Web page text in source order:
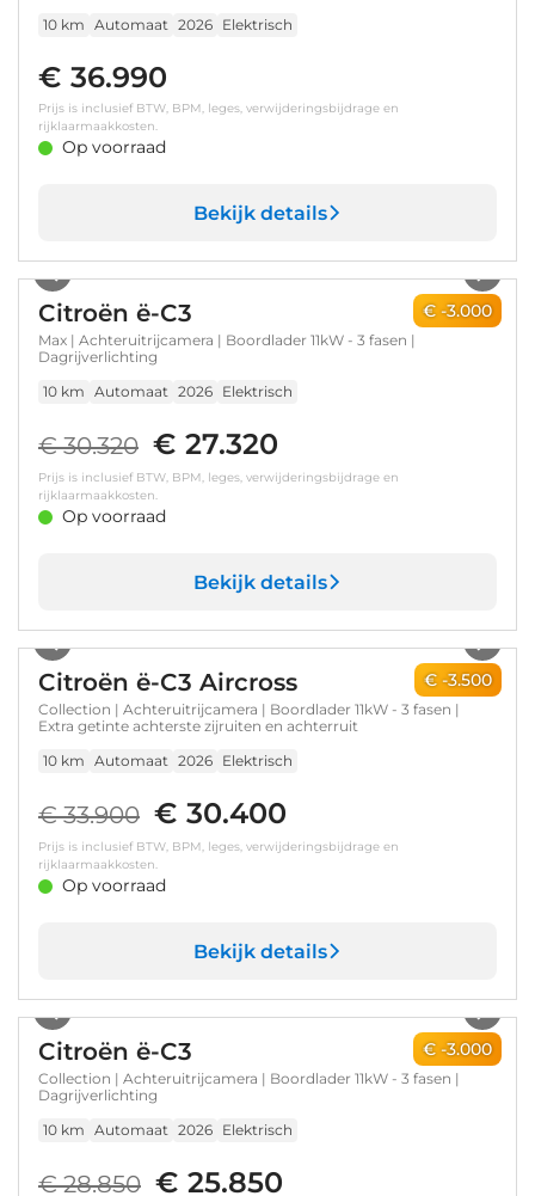
carbonfilter
10 km Automaat 2026 Elektrisch
€ 36.990
Prijs is inclusief BTW, BPM, leges, verwijderingsbijdrage en
rijklaarmaakkosten.
Op voorraad
Bekijk details
€ -3.000
Citroën ë-C3
Max | Achteruitrijcamera | Boordlader 11kW - 3 fasen |
Dagrijverlichting
10 km Automaat 2026 Elektrisch
€ 30.320 € 27.320
Prijs is inclusief BTW, BPM, leges, verwijderingsbijdrage en
rijklaarmaakkosten.
Op voorraad
Bekijk details
€ -3.500
Citroën ë-C3 Aircross
Collection | Achteruitrijcamera | Boordlader 11kW - 3 fasen |
Extra getinte achterste zijruiten en achterruit
10 km Automaat 2026 Elektrisch
€ 33.900 € 30.400
Prijs is inclusief BTW, BPM, leges, verwijderingsbijdrage en
rijklaarmaakkosten.
Op voorraad
Bekijk details
€ -3.000
Citroën ë-C3
Collection | Achteruitrijcamera | Boordlader 11kW - 3 fasen |
Dagrijverlichting
10 km Automaat 2026 Elektrisch
€ 28.850 € 25.850